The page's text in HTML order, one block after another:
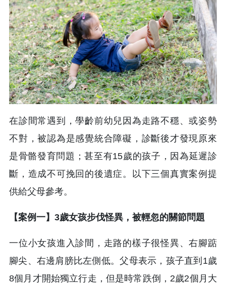
在診間常遇到，學齡前幼兒因為走路不穩、或姿勢
不對，被認為是感覺統合障礙，診斷後才發現原來
是骨骼發育問題；甚至有15歲的孩子，因為延遲診
斷，造成不可挽回的後遺症。以下三個真實案例提
供給父母參考。
【案例一】3歲女孩步伐怪異，被輕忽的關節問題
一位小女孩進入診間，走路的樣子很怪異、右腳踮
腳尖、右邊肩膀比左側低。父母表示，孩子直到1歲
8個月才開始獨立行走，但是時常跌倒，2歲2個月大